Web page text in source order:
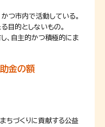
つ市内で活動している。
目的としないもの。
、自主的かつ積極的にま
金の額
ちづくりに貢献する公益